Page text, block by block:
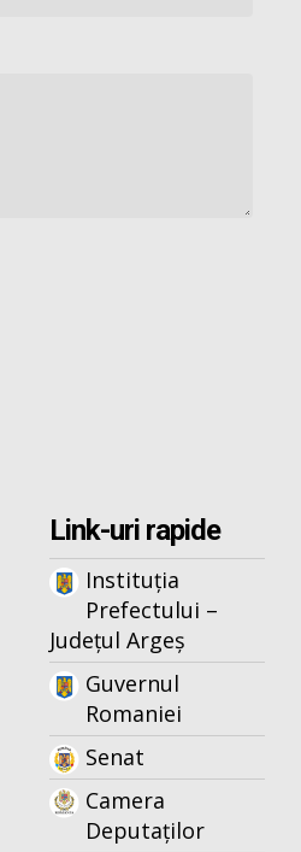
Link-uri rapide
Instituția
Prefectului –
Județul Argeș
Guvernul
Romaniei
Senat
Camera
Deputaților